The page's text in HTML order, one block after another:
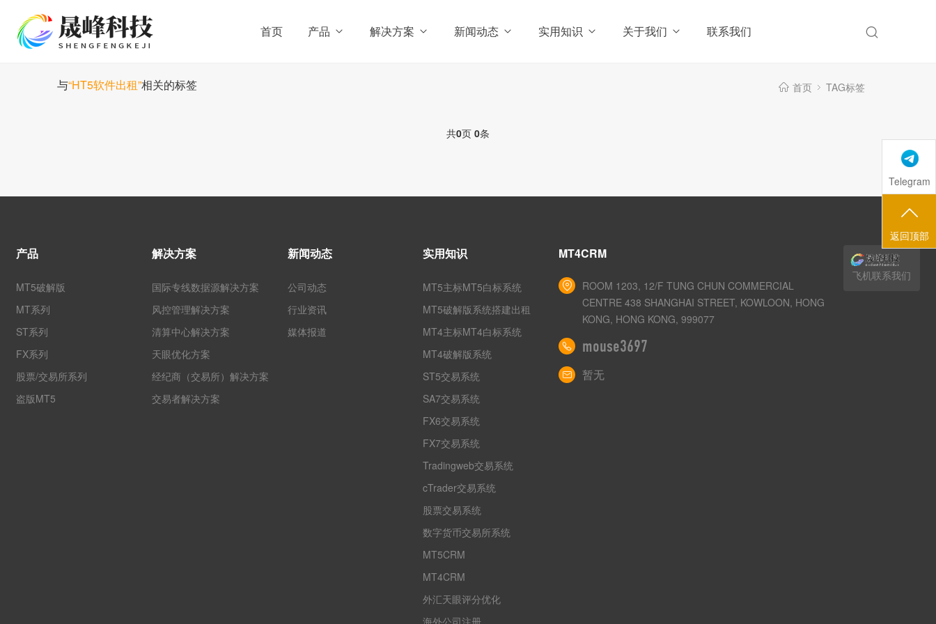
首页 产品 解决方案 新闻动态 实用知识 关于我们 联系我们
与“HT5软件出租”相关的标签 首页 TAG标签
共0页 0条
产品
MT5破解版
MT系列
ST系列
FX系列
股票/交易所系列
盗版MT5
解决方案
国际专线数据源解决方案
风控管理解决方案
清算中心解决方案
天眼优化方案
经纪商（交易所）解决方案
交易者解决方案
新闻动态
公司动态
行业资讯
媒体报道
实用知识
MT5主标MT5白标系统
MT5破解版系统搭建出租
MT4主标MT4白标系统
MT4破解版系统
ST5交易系统
SA7交易系统
FX6交易系统
FX7交易系统
Tradingweb交易系统
cTrader交易系统
股票交易系统
数字货币交易所系统
MT5CRM
MT4CRM
外汇天眼评分优化
海外公司注册
MT4CRM
ROOM 1203, 12/F TUNG CHUN COMMERCIAL
CENTRE 438 SHANGHAI STREET, KOWLOON, HONG
KONG, HONG KONG, 999077
mouse3697
暂无
飞机联系我们
Telegram
返回顶部